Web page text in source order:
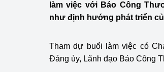
làm việc với Báo Công
như định hướng phát triển
Tham dự buổi làm việc có
Đảng ủy, Lãnh đạo Báo Công